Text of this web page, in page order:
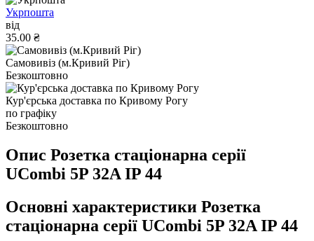
Укрпошта
від
35.00 ₴
Самовивіз (м.Кривий Ріг)
Безкоштовно
Кур'єрська доставка по Кривому Рогу
по графіку
Безкоштовно
Опис Розетка стаціонарна серії
UСombi 5P 32A IP 44
Основні характеристики Розетка
стаціонарна серії UСombi 5P 32A IP 44